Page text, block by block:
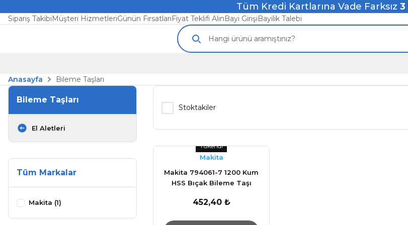
Tüm Kredi Kartlarına Vade Farksız 3
Sipariş TakibiMüşteri HizmetleriGünün FırsatlarıFiyat Teklifi AlınBayi GirişiBayilik Talebi
Anasayfa
Bileme Taşları
Bileme Taşları
El Aletleri
Tüm Markalar
Makita (1)
Stoktakiler
Tükendi
Makita
Makita 794061-7 1200 Kum
HSS Bıçak Bileme Taşı
452,40 ₺